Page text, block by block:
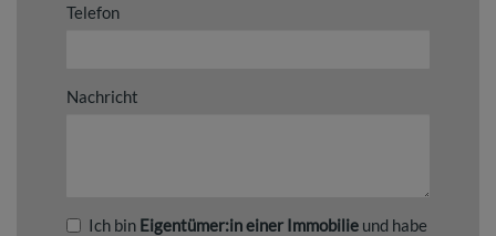
Telefon
Nachricht
Ich bin Eigentümer:in einer Immobilie und habe